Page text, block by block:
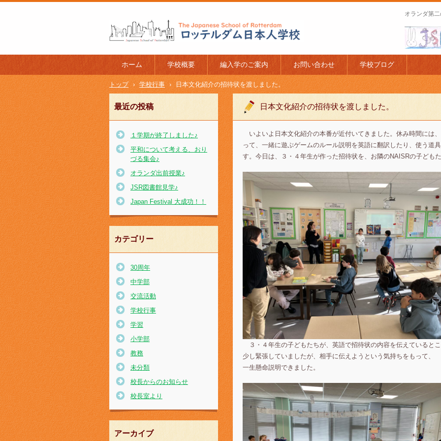
l of Rotterdam
オランダ第
ホーム 学校概要 編入学のご案内 お問い合わせ 学校ブログ
トップ › 学校行事 › 日本文化紹介の招待状を渡しました。
日本文化紹介の招待状を渡しました。
いよいよ日本文化紹介の本番が近付いてきました。休み時間には
って、一緒に遊ぶゲームのルール説明を英語に翻訳したり、使う道
す。今日は、３・４年生が作った招待状を、お隣のNAISRの子ども
３・４年生の子どもたちが、英語で招待状の内容を伝えていると
少し緊張していましたが、相手に伝えようという気持ちをもって、
一生懸命説明できました。
最近の投稿
１学期が終了しました♪
平和について考える、おり
づる集会♪
オランダ出前授業♪
JSR図書館見学♪
Japan Festival 大成功！！
カテゴリー
30周年
中学部
交流活動
学校行事
学習
小学部
教務
未分類
校長からのお知らせ
校長室より
アーカイブ